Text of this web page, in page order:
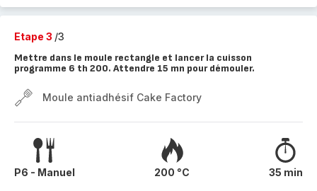
Etape 3 /3
Mettre dans le moule rectangle et lancer la cuisson
programme 6 th 200. Attendre 15 mn pour démouler.
Moule antiadhésif Cake Factory
P6 - Manuel 200 °C 35 min